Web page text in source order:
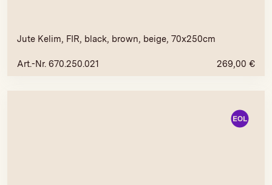
Jute Kelim, FIR, black, brown, beige, 70x250cm
Art.-Nr. 670.250.021 269,00 €